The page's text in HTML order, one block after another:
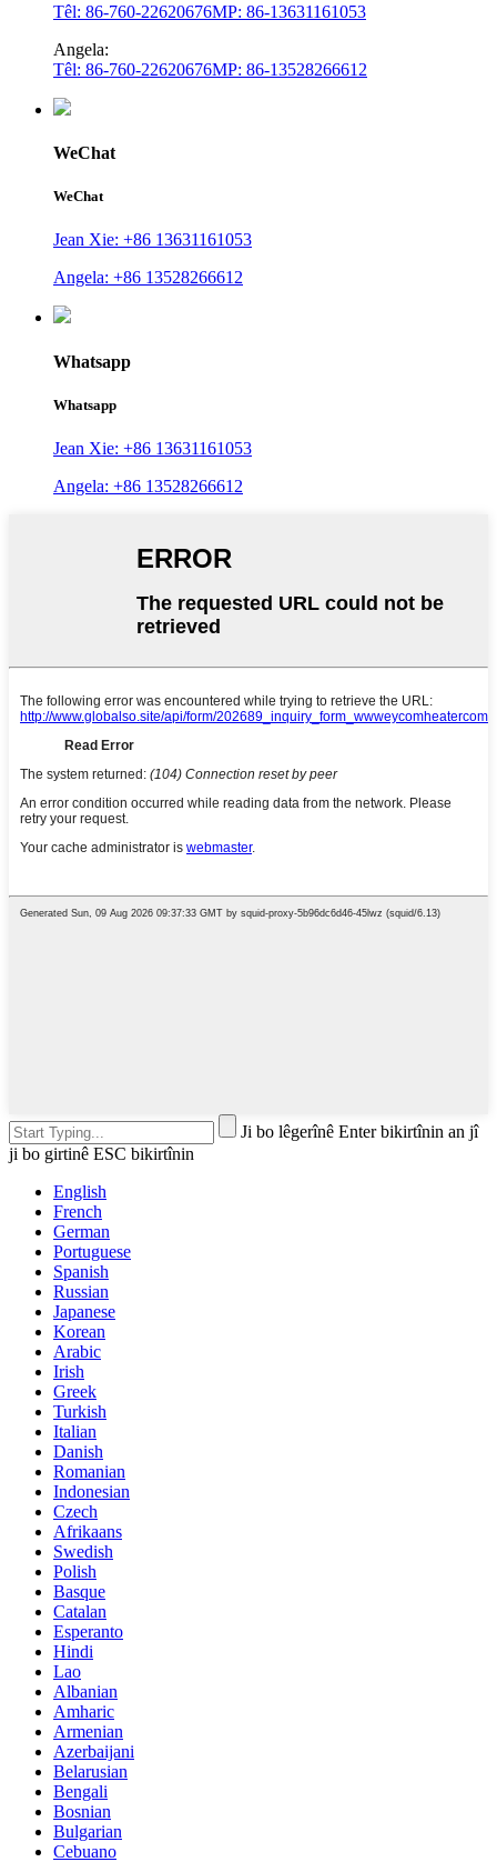
Têl: 86-760-22620676MP: 86-13631161053
Angela:
Têl: 86-760-22620676MP: 86-13528266612
WeChat
WeChat
Jean Xie: +86 13631161053
Angela: +86 13528266612
Whatsapp
Whatsapp
Jean Xie: +86 13631161053
Angela: +86 13528266612
Ji bo lêgerînê Enter bikirtînin an jî
ji bo girtinê ESC bikirtînin
English
French
German
Portuguese
Spanish
Russian
Japanese
Korean
Arabic
Irish
Greek
Turkish
Italian
Danish
Romanian
Indonesian
Czech
Afrikaans
Swedish
Polish
Basque
Catalan
Esperanto
Hindi
Lao
Albanian
Amharic
Armenian
Azerbaijani
Belarusian
Bengali
Bosnian
Bulgarian
Cebuano